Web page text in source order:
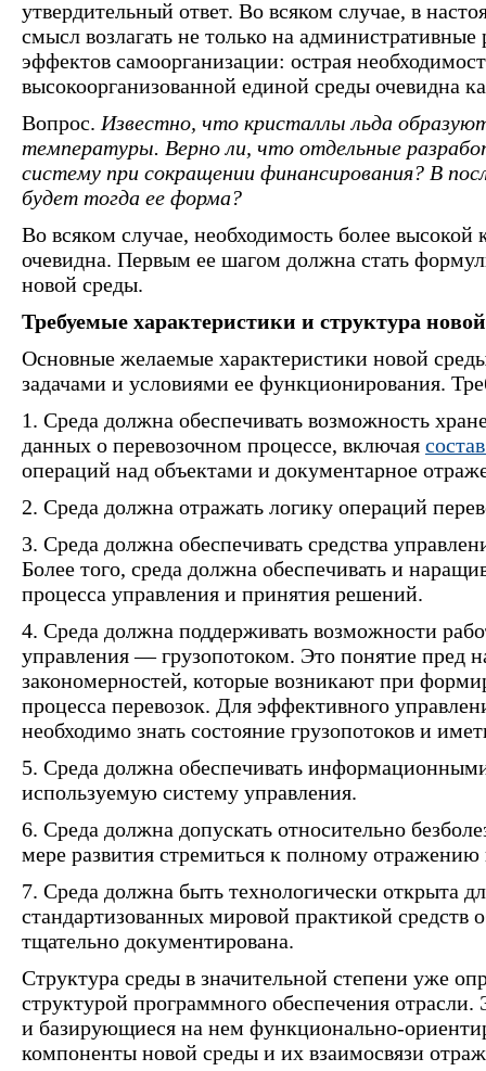
утвердительный ответ. Во всяком случае, в
смысл возлагать не только на
эффектов самоорганизации: острая
высокоорганизованной единой среды очевидна
Вопрос. Известно, что кристаллы льда
температуры. Верно ли, что отдельные
систему при сокращении финансирования? В
будет тогда ее форма?
Во всяком случае, необходимость более высокой
очевидна. Первым ее шагом должна стать
новой среды.
Требуемые характеристики и структура
Основные желаемые характеристики новой
задачами и условиями ее функционирования.
1. Среда должна обеспечивать возможность
данных о перевозочном процессе, включая
операций над объектами и документарное
2. Среда должна отражать логику операций
3. Среда должна обеспечивать средства
Более того, среда должна обеспечивать и
процесса управления и принятия решений.
4. Среда должна поддерживать возможности
управления — грузопотоком. Это понятие пред
закономерностей, которые возникают при
процесса перевозок. Для эффективного
необходимо знать состояние грузопотоков и
5. Среда должна обеспечивать
используемую систему управления.
6. Среда должна допускать относительно
мере развития стремиться к полному отражению
7. Среда должна быть технологически открыта
стандартизованных мировой практикой
тщательно документирована.
Структура среды в значительной степени уже
структурой программного обеспечения отрасли.
и базирующиеся на нем функционально-
компоненты новой среды и их взаимосвязи